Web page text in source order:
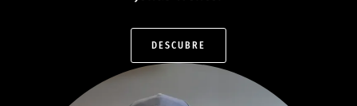
DESCUBRE